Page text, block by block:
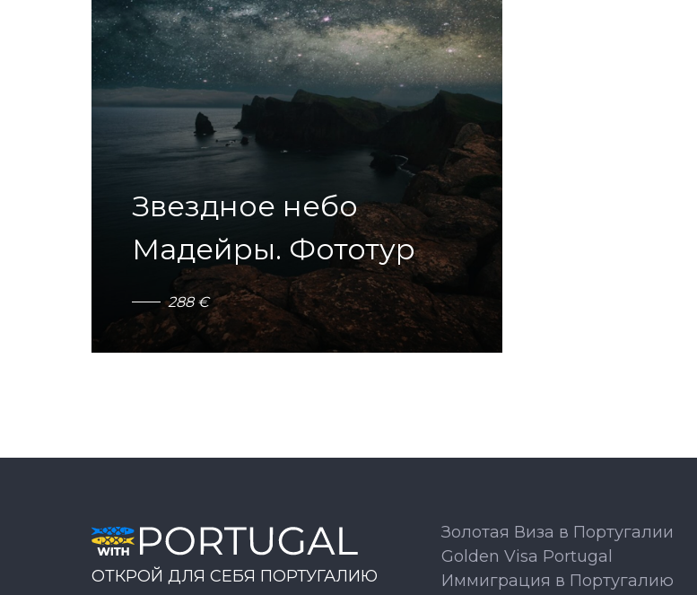
Звездное небо
Мадейры. Фототур
288 €
ОТКРОЙ ДЛЯ СЕБЯ ПОРТУГАЛИЮ
Золотая Виза в Португалии
Golden Visa Portugal
Иммиграция в Португалию